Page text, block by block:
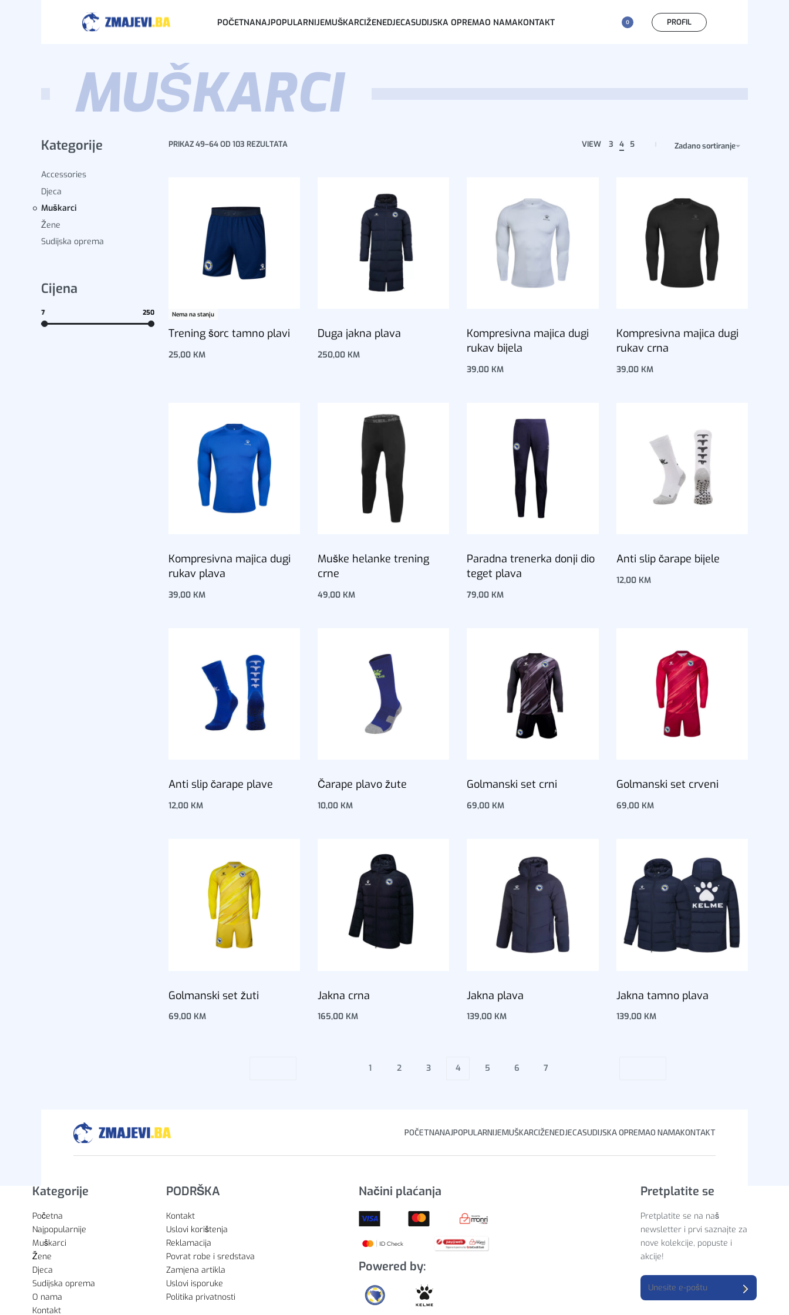
POČETNANAJPOPULARNIJEMUŠKARCIŽENEDJECASUDIJSKA OPREMAO NAMAKONTAKT 0 PROFIL
MUŠKARCI
Kategorije
Accessories
Djeca
Muškarci
Žene
Sudijska oprema
Cijena
7 250
PRIKAZ 49–64 OD 103 REZULTATA VIEW 3 4 5 Zadano sortiranje
Nema na stanju
Trening šorc tamno plavi
25,00 KM
Duga jakna plava
250,00 KM
Kompresivna majica dugi
rukav bijela
39,00 KM
Kompresivna majica dugi
rukav crna
39,00 KM
Kompresivna majica dugi
rukav plava
39,00 KM
Muške helanke trening
crne
49,00 KM
Paradna trenerka donji dio
teget plava
79,00 KM
Anti slip čarape bijele
12,00 KM
Anti slip čarape plave
12,00 KM
Čarape plavo žute
10,00 KM
Golmanski set crni
69,00 KM
Golmanski set crveni
69,00 KM
Golmanski set žuti
69,00 KM
Jakna crna
165,00 KM
Jakna plava
139,00 KM
Jakna tamno plava
139,00 KM
1 2 3 4 5 6 7
POČETNANAJPOPULARNIJEMUŠKARCIŽENEDJECASUDIJSKA OPREMAO NAMAKONTAKT
Kategorije
Početna
Najpopularnije
Muškarci
Žene
Djeca
Sudijska oprema
O nama
Kontakt
PODRŠKA
Kontakt
Uslovi korištenja
Reklamacija
Povrat robe i sredstava
Zamjena artikla
Uslovi isporuke
Politika privatnosti
Načini plaćanja
Powered by:
Pretplatite se
Pretplatite se na naš
newsletter i prvi saznajte za
nove kolekcije, popuste i
akcije!